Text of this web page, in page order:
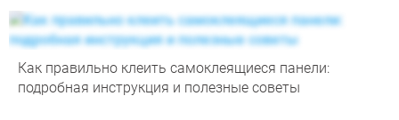
Как правильно клеить самоклеящиеся панели:
подробная инструкция и полезные советы